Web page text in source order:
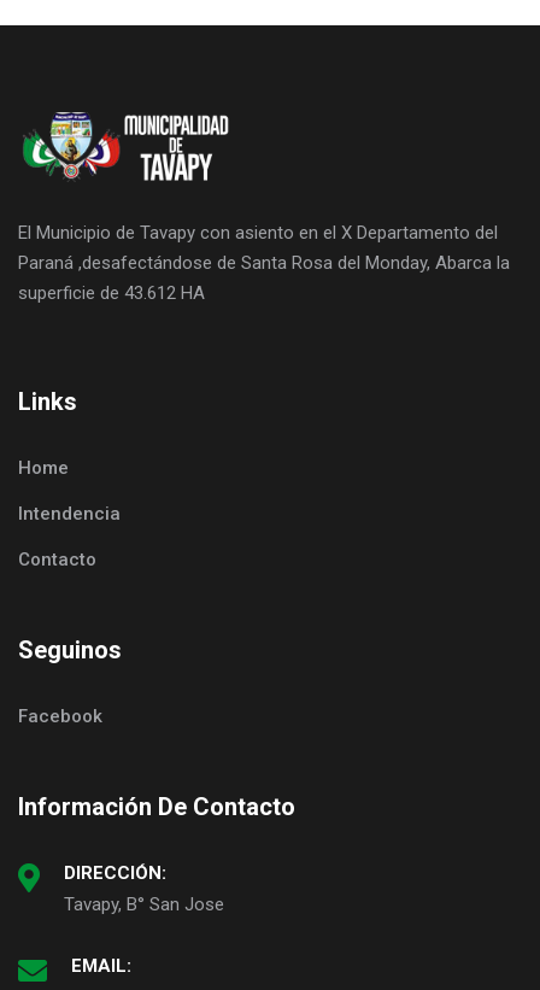
El Municipio de Tavapy con asiento en el X Departamento del
Paraná ,desafectándose de Santa Rosa del Monday, Abarca la
superficie de 43.612 HA
Links
Home
Intendencia
Contacto
Seguinos
Facebook
Información De Contacto
DIRECCIÓN:
Tavapy, B° San Jose
EMAIL: